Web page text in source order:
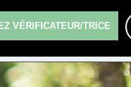
VÉRIFICATEUR/TRICE